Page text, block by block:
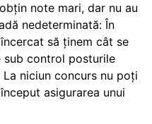
note mari, dar nu au
nedeterminată: În
să ținem cât se
sub control posturile
niciun concurs nu poți
asigurarea unui